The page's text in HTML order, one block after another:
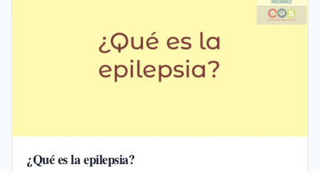
¿Qué es la epilepsia?